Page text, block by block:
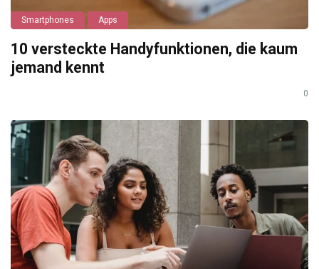
Smartphones Apps
10 versteckte Handyfunktionen, die kaum
jemand kennt
0